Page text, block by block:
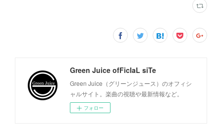
Green Juice ofFicIaL siTe
Green Juice（グリーンジュース）のオフィシ
ャルサイト。楽曲の視聴や最新情報など。
フォロー